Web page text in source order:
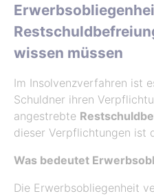
wissen müssen
Im Insolvenzverfahren ist
Schuldner ihren
angestrebte
dieser Verpflichtungen ist
Was bedeutet
Die Erwerbsobliegenheit